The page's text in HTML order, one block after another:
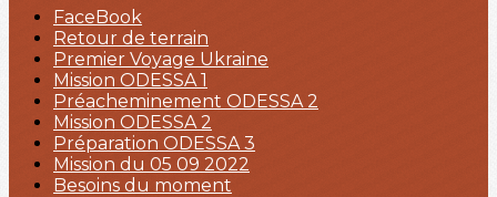
FaceBook
Retour de terrain
Premier Voyage Ukraine
Mission ODESSA 1
Préacheminement ODESSA 2
Mission ODESSA 2
Préparation ODESSA 3
Mission du 05 09 2022
Besoins du moment